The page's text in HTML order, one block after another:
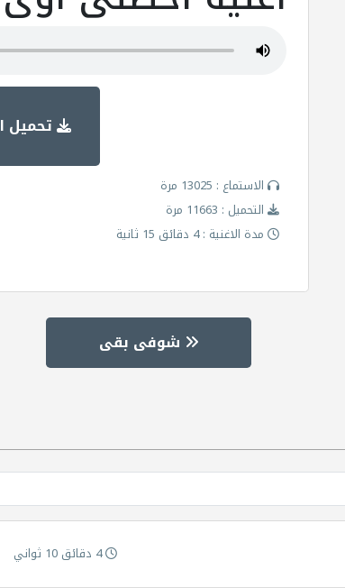
تحميل
الاستماع : 13025 مرة
التحميل : 11663 مرة
مدة الاغنية : 4 دقائق 15 ثانية
شوفى بقى
4 دقائق 10 ثواني